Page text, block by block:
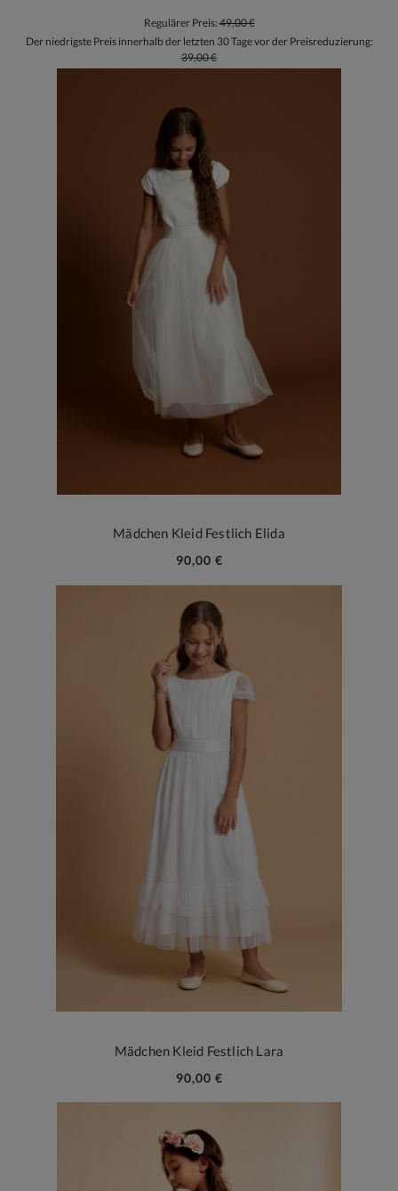
Regulärer Preis:49,00 €
Der niedrigste Preis innerhalb der letzten 30 Tage vor der Preisreduzierung:
39,00 €
Mädchen Kleid Festlich Elida
90,00 €
Mädchen Kleid Festlich Lara
90,00 €